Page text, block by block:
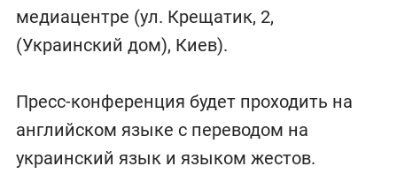
медиацентре (ул. Крещатик, 2,
(Украинский дом), Киев).
Пресс-конференция будет проходить на
английском языке с переводом на
украинский язык и языком жестов.